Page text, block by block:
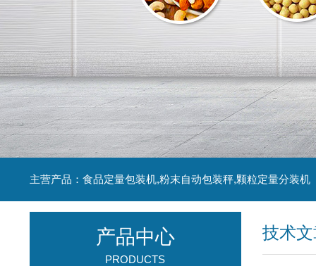
主营产品：食品定量包装机,粉末自动包装秤,颗粒定量分装机
技术
产品中心
PRODUCTS